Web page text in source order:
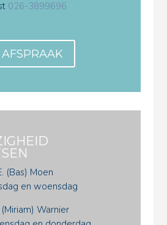
026-3899696
(Bas) Moen
en woensdag
Warnier